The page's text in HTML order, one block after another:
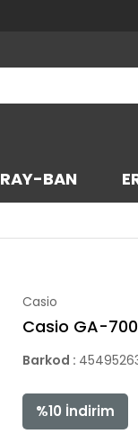
RAY-BAN
Casio
Casio GA-
Barkod :
%10 İndirim